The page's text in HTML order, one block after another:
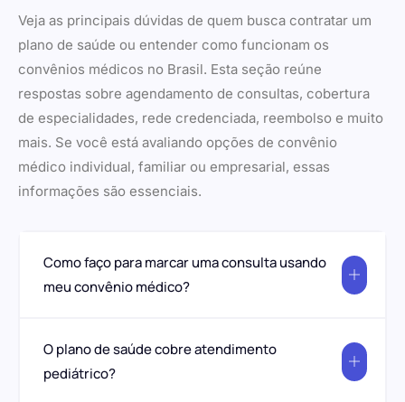
Veja as principais dúvidas de quem busca contratar um
plano de saúde ou entender como funcionam os
convênios médicos no Brasil. Esta seção reúne
respostas sobre agendamento de consultas, cobertura
de especialidades, rede credenciada, reembolso e muito
mais. Se você está avaliando opções de convênio
médico individual, familiar ou empresarial, essas
informações são essenciais.
Como faço para marcar uma consulta usando
meu convênio médico?
O plano de saúde cobre atendimento
pediátrico?